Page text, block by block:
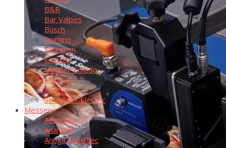
B&R
Bar Val­pes
Busch
Domi­no
Emer­son
Goe­t­ze
Mett­ler Toledo
Mul­ti­vac
Par­sum
Schnei­der Electric
Mes­sen
Ache­ma
Ana­ly­ti­ca
Anu­ga FoodTec